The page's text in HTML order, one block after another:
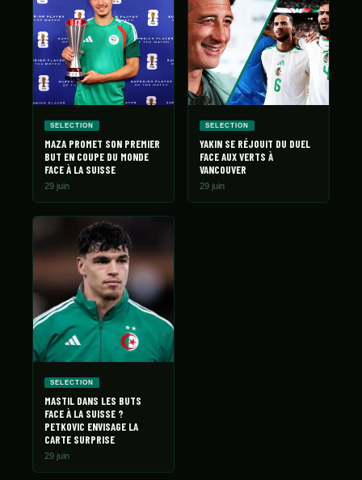
SELECTION
MAZA PROMET SON PREMIER
BUT EN COUPE DU MONDE
FACE À LA SUISSE
29 juin
SELECTION
YAKIN SE RÉJOUIT DU DUEL
FACE AUX VERTS À
VANCOUVER
29 juin
SELECTION
MASTIL DANS LES BUTS
FACE À LA SUISSE ?
PETKOVIC ENVISAGE LA
CARTE SURPRISE
29 juin